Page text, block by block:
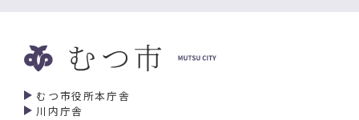
むつ市役所本庁舎
川内庁舎